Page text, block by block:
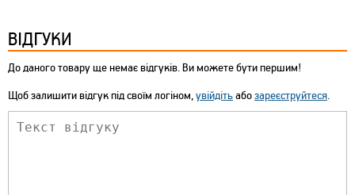
ВІДГУКИ
До даного товару ще немає відгуків. Ви можете бути першим!
Щоб залишити відгук під своїм логіном,увійдітьабозареєструйтеся.